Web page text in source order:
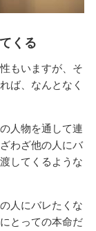
くる
もいますが、そ
ば、なんとなく
人物を通して連
わざ他の人にバ
してくるような
人にバレたくな
とっての本命だ